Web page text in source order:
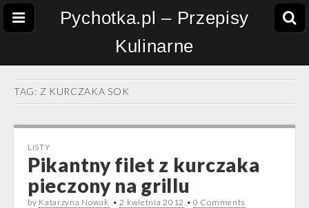
Pychotka.pl – Przepisy
Kulinarne
TAG: Z KURCZAKA SOK
LISTY
Pikantny filet z kurczaka
pieczony na grillu
by Katarzyna Nowak •2 kwietnia 2012 •0 Comments